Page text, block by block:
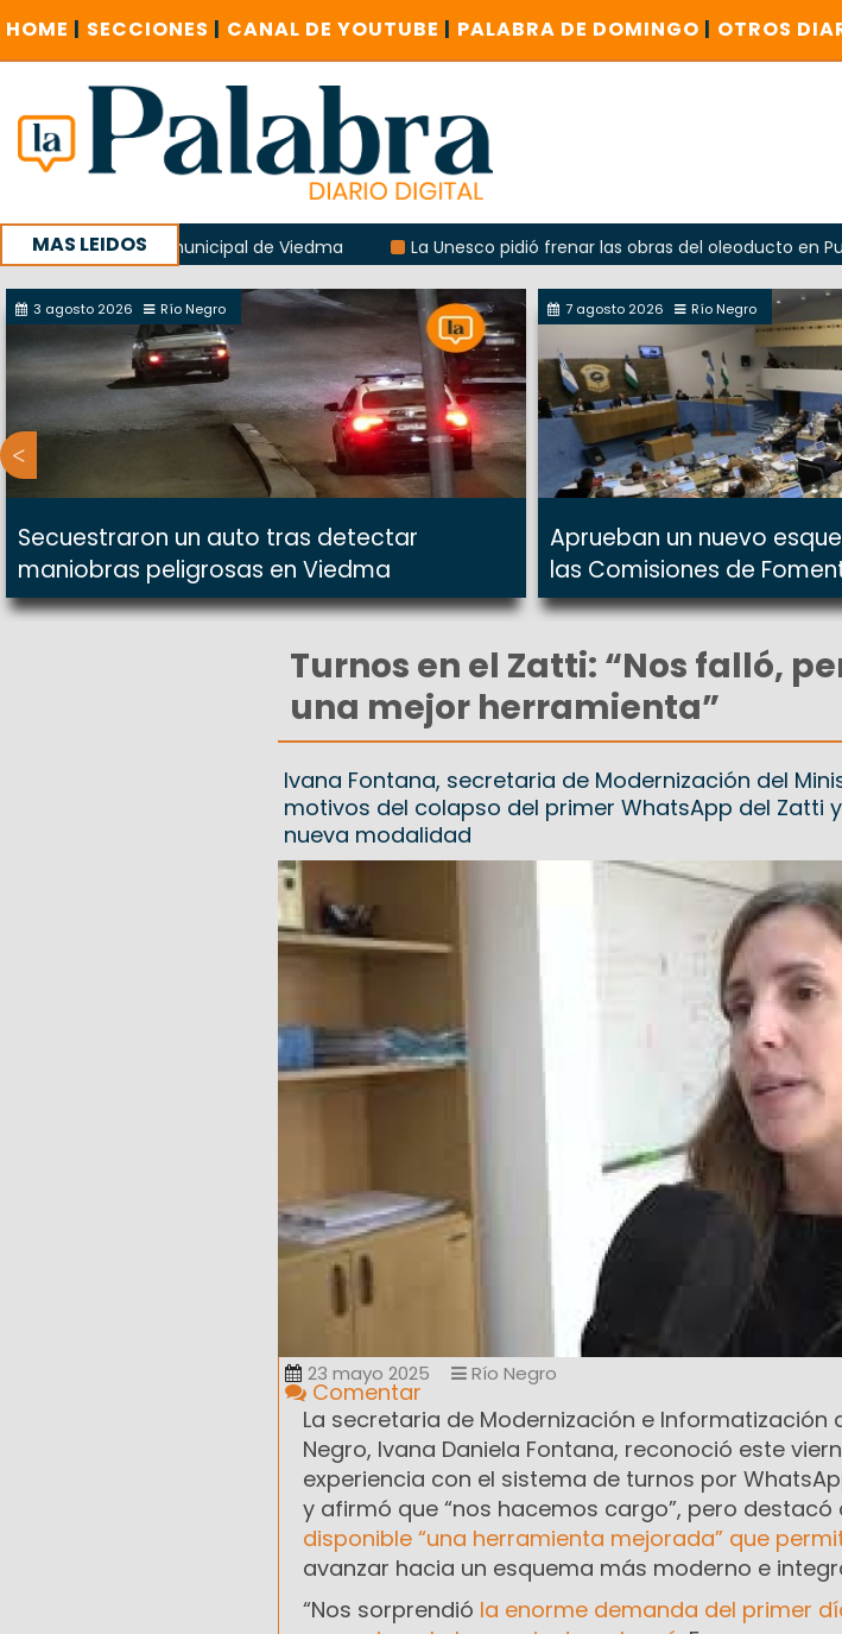
HOME | SECCIONES | CANAL DE YOUTUBE | PALABRA DE DOMINGO | OTROS
MAS LEIDOS
municipal de Viedma La Unesco pidió frenar las obras del oleoducto en Punta
provincial en Roca
3 agosto 2026 Río Negro
Secuestraron un auto tras detectar
maniobras peligrosas en Viedma
7 agosto 2026 Río Negro
Aprueban un nuevo
las Comisiones de
Turnos en el Zatti: “Nos falló,
una mejor herramienta”
Ivana Fontana, secretaria de Modernización del
motivos del colapso del primer WhatsApp del Zatti
nueva modalidad
23 mayo 2025 Río Negro
Comentar
La secretaria de Modernización e Informatización
Negro, Ivana Daniela Fontana, reconoció este
experiencia con el sistema de turnos por
y afirmó que “nos hacemos cargo”, pero destacó
disponible “una herramienta mejorada” que
avanzar hacia un esquema más moderno e
“Nos sorprendió la enorme demanda del primer